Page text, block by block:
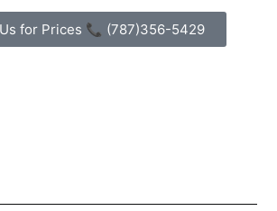
for Prices 📞 (787)356-5429